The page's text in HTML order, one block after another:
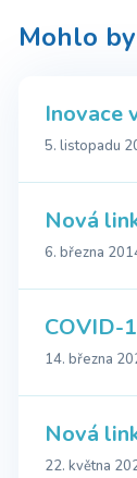
Mohlo
Inovace
5. listopadu
Nová
6. března
COVID-
14. března
Nová
22. května